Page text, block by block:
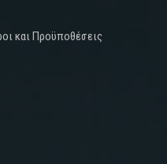
και Προϋποθέσεις